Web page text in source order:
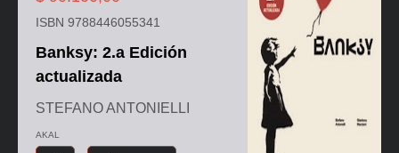
ISBN 9788446055341
Banksy: 2.a Edición
actualizada
STEFANO ANTONIELLI
AKAL